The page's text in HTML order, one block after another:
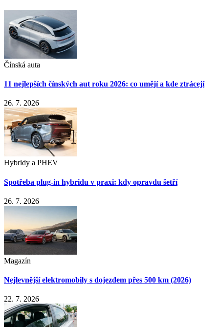
Čínská auta
11 nejlepších čínských aut roku 2026: co umějí a kde ztrácejí
26. 7. 2026
Hybridy a PHEV
Spotřeba plug-in hybridu v praxi: kdy opravdu šetří
26. 7. 2026
Magazín
Nejlevnější elektromobily s dojezdem přes 500 km (2026)
22. 7. 2026